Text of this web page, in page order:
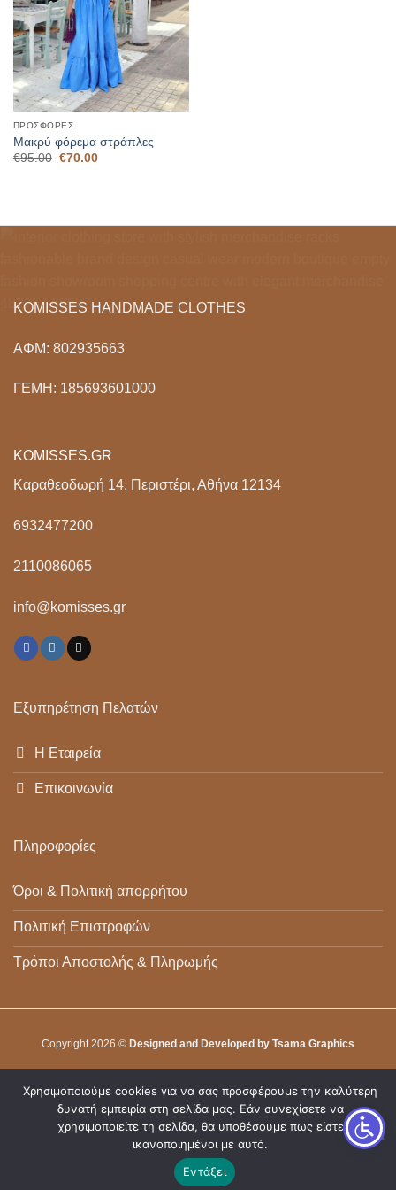
ΠΡΟΣΦΟΡΈΣ
Μακρύ φόρεμα στράπλες
€95.00 Original
€70.00Η
KOMISSES HANDMADE CLOTHES
ΑΦΜ: 802935663
ΓΕΜΗ: 185693601000
Εξυπηρέτηση Πελατών
Η Εταιρεία
Επικοινωνία
Πληροφορίες
Όροι & Πολιτική απορρήτου
Πολιτική Επιστροφών
Τρόποι Αποστολής & Πληρωμής
KOMISSES.GR
Καραθεοδωρή 14, Περιστέρι, Αθήνα 12134
6932477200
2110086065
info@komisses.gr
Copyright 2026 © Designed and Developed by Tsama Graphics
Χρησιμοποιούμε cookies για να σας προσφέρουμε την καλύτερη
δυνατή εμπειρία στη σελίδα μας. Εάν συνεχίσετε να
χρησιμοποιείτε τη σελίδα, θα υποθέσουμε πως είστε
ικανοποιημένοι με αυτό.
Εντάξει